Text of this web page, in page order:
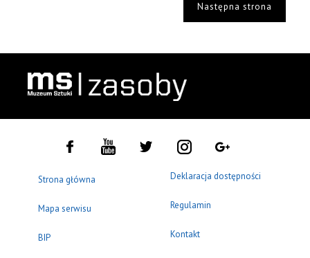
Następna strona
Strona główna
Mapa serwisu
BIP
Deklaracja dostępności
Regulamin
Kontakt